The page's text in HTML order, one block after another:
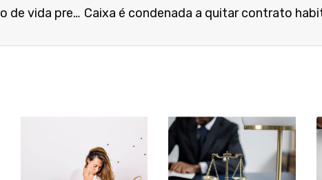
Empresa omissa na contratação de seguro de vida previsto em norma coletiva indenizará viúva de ex-empregado